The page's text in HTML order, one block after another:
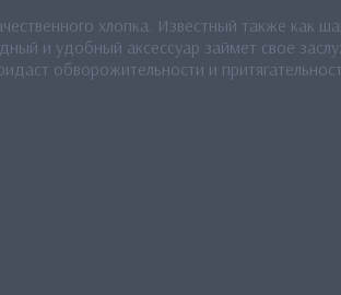
хлопка. Известный также как
и удобный аксессуар займет свое
обворожительности и